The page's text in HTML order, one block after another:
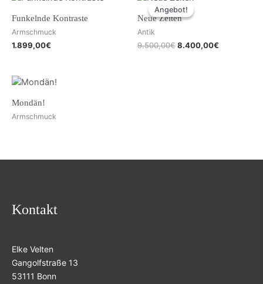
Funkelnde Kontraste
Armschmuck
1.899,00€
Angebot!
Angebot!
Neue Zeiten
Antik
9.500,00€8.400,00€
Mondän!
Armschmuck
Kontakt
Elke Velten
Gangolfstraße 13
53111 Bonn